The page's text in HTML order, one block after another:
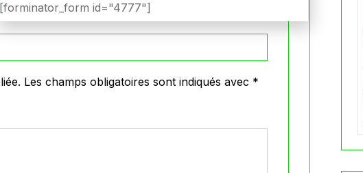
Les champs obligatoires sont indiqués avec *
[forminator_form id="4777"]